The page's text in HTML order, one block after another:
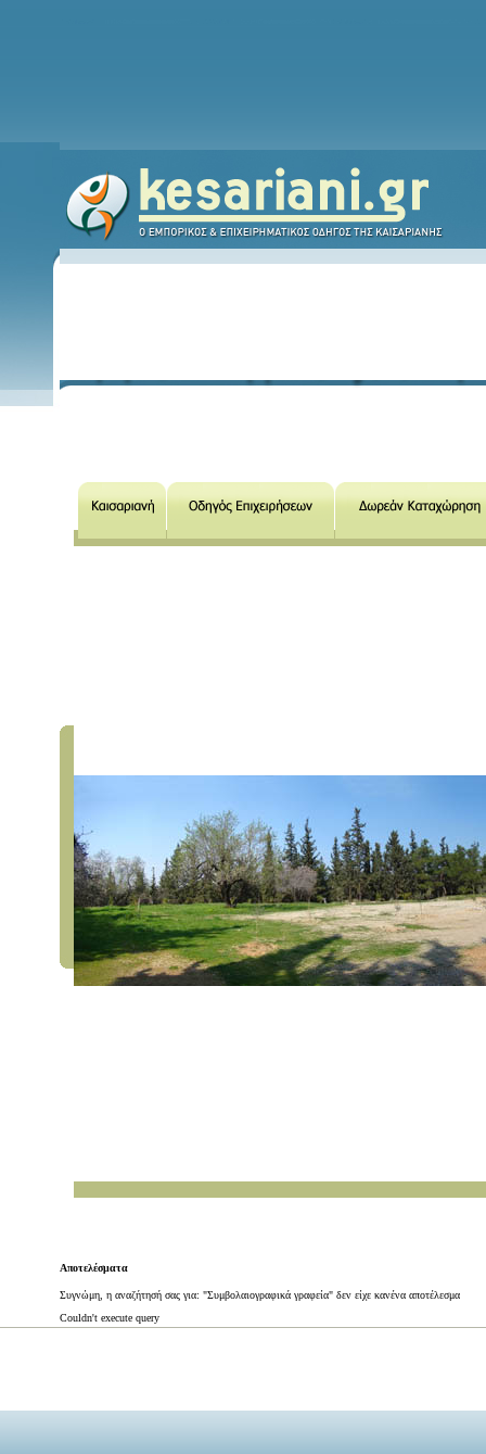
Αποτελέσματα
Συγνώμη, η αναζήτησή σας για: "Συμβολαιογραφικά γραφεία" δεν είχε κανένα αποτέλεσμα
Couldn't execute query